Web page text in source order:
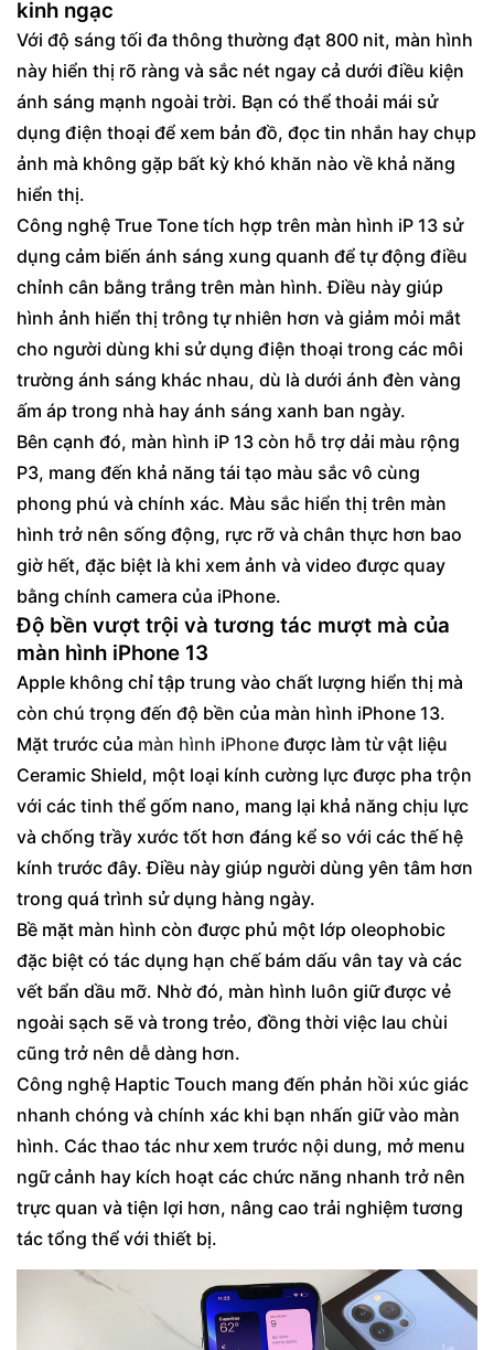
kinh ngạc
Với độ sáng tối đa thông thường đạt 800 nit, màn hình
này hiển thị rõ ràng và sắc nét ngay cả dưới điều kiện
ánh sáng mạnh ngoài trời. Bạn có thể thoải mái sử
dụng điện thoại để xem bản đồ, đọc tin nhắn hay chụp
ảnh mà không gặp bất kỳ khó khăn nào về khả năng
hiển thị.
Công nghệ True Tone tích hợp trên màn hình iP 13 sử
dụng cảm biến ánh sáng xung quanh để tự động điều
chỉnh cân bằng trắng trên màn hình. Điều này giúp
hình ảnh hiển thị trông tự nhiên hơn và giảm mỏi mắt
cho người dùng khi sử dụng điện thoại trong các môi
trường ánh sáng khác nhau, dù là dưới ánh đèn vàng
ấm áp trong nhà hay ánh sáng xanh ban ngày.
Bên cạnh đó, màn hình iP 13 còn hỗ trợ dải màu rộng
P3, mang đến khả năng tái tạo màu sắc vô cùng
phong phú và chính xác. Màu sắc hiển thị trên màn
hình trở nên sống động, rực rỡ và chân thực hơn bao
giờ hết, đặc biệt là khi xem ảnh và video được quay
bằng chính camera của iPhone.
Độ bền vượt trội và tương tác mượt mà của
màn hình iPhone 13
Apple không chỉ tập trung vào chất lượng hiển thị mà
còn chú trọng đến độ bền của màn hình iPhone 13.
Mặt trước của màn hình iPhone được làm từ vật liệu
Ceramic Shield, một loại kính cường lực được pha trộn
với các tinh thể gốm nano, mang lại khả năng chịu lực
và chống trầy xước tốt hơn đáng kể so với các thế hệ
kính trước đây. Điều này giúp người dùng yên tâm hơn
trong quá trình sử dụng hàng ngày.
Bề mặt màn hình còn được phủ một lớp oleophobic
đặc biệt có tác dụng hạn chế bám dấu vân tay và các
vết bẩn dầu mỡ. Nhờ đó, màn hình luôn giữ được vẻ
ngoài sạch sẽ và trong trẻo, đồng thời việc lau chùi
cũng trở nên dễ dàng hơn.
Công nghệ Haptic Touch mang đến phản hồi xúc giác
nhanh chóng và chính xác khi bạn nhấn giữ vào màn
hình. Các thao tác như xem trước nội dung, mở menu
ngữ cảnh hay kích hoạt các chức năng nhanh trở nên
trực quan và tiện lợi hơn, nâng cao trải nghiệm tương
tác tổng thể với thiết bị.